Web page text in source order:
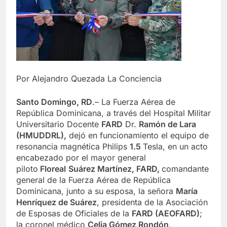
Por Alejandro Quezada La Conciencia
Santo Domingo, RD.– La Fuerza Aérea de
República Dominicana, a través del Hospital Militar
Universitario Docente FARD Dr. Ramón de Lara
(HMUDDRL), dejó en funcionamiento el equipo de
resonancia magnética Philips 1.5 Tesla, en un acto
encabezado por el mayor general
piloto Floreal Suárez Martínez, FARD, comandante
general de la Fuerza Aérea de República
Dominicana, junto a su esposa, la señora María
Henríquez de Suárez, presidenta de la Asociación
de Esposas de Oficiales de la FARD (AEOFARD);
la coronel médico Celia Gómez Rondón,